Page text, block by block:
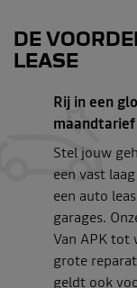
DE
LEASE
Rij in een
maandtarief
Stel jouw
een vast
een auto
garages.
Van APK tot
grote
geldt ook